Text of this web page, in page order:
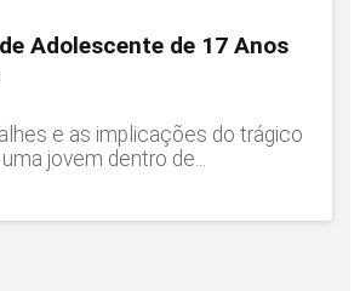
Adolescente de 17 Anos
e as implicações do trágico
jovem dentro de...